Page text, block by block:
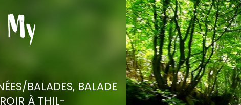
BALADES, BALADE
À THIL-